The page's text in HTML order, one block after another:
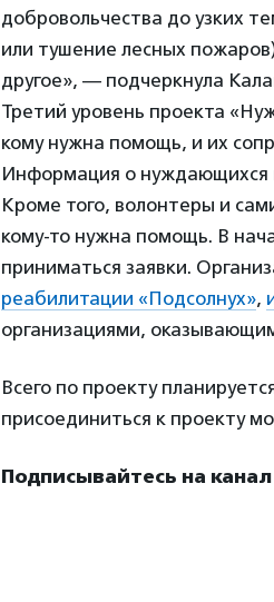
добровольчества до узких
или тушение лесных
другое», — подчеркнула
Третий уровень проекта
кому нужна помощь, и их
Информация о нуждающихся
Кроме того, волонтеры и
кому-то нужна помощь. В
приниматься заявки.
реабилитации «Подсолнух»,
организациями,
Всего по проекту
присоединиться к проекту
Подписывайтесь на